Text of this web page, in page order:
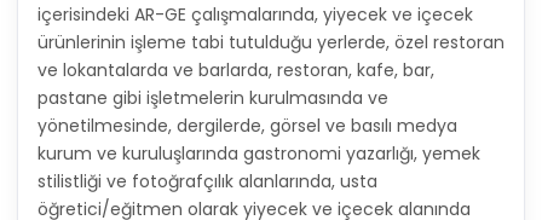
içerisindeki AR-GE çalışmalarında, yiyecek ve içecek
ürünlerinin işleme tabi tutulduğu yerlerde, özel restoran
ve lokantalarda ve barlarda, restoran, kafe, bar,
pastane gibi işletmelerin kurulmasında ve
yönetilmesinde, dergilerde, görsel ve basılı medya
kurum ve kuruluşlarında gastronomi yazarlığı, yemek
stilistliği ve fotoğrafçılık alanlarında, usta
öğretici/eğitmen olarak yiyecek ve içecek alanında